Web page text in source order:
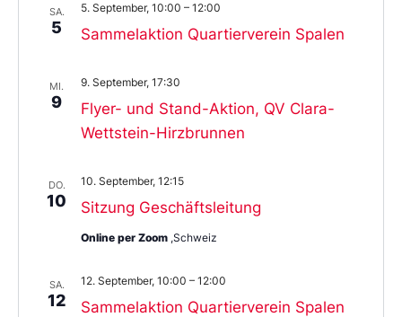
SA.
5 Sammelaktion Quartierverein Spalen
5. September, 10:00 – 12:00
MI.
9
Flyer- und Stand-Aktion, QV Clara-
Wettstein-Hirzbrunnen
9. September, 17:30
DO.
10 Sitzung Geschäftsleitung
10. September, 12:15
Online per Zoom ,Schweiz
SA.
12 Sammelaktion Quartierverein Spalen
12. September, 10:00 – 12:00